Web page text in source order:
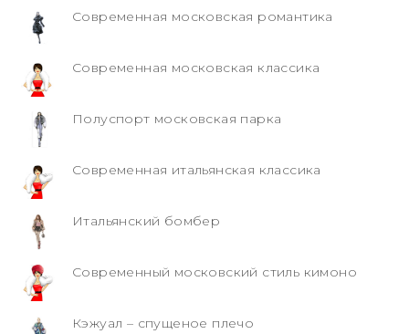
Современная московская романтика
Современная московская классика
Полуспорт московская парка
Современная итальянская классика
Итальянский бомбер
Современный московский стиль кимоно
Кэжуал – спущеное плечо